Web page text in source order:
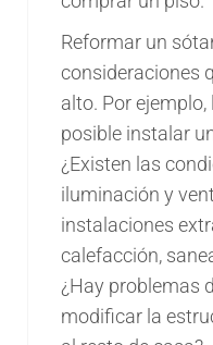
Reformar un
consideraciones
alto. Por
posible instalar
¿Existen las
iluminación y
instalaciones
calefacción,
¿Hay problemas
modificar la